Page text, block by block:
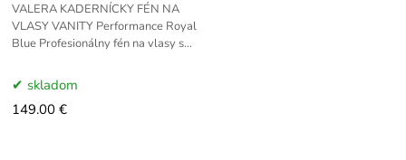
VALERA KADERNÍCKY FÉN NA
VLASY VANITY Performance Royal
Blue Profesionálny fén na vlasy s
- silný a odolný AC motor -
skladom
149.00 €